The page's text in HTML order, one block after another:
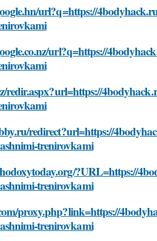
url?q=https://
url?q=https://
redir.aspx?url=https://
redirect?url=https://
trenirovkami
?URL=https://
trenirovkami
proxy.php?link=https://
trenirovkami